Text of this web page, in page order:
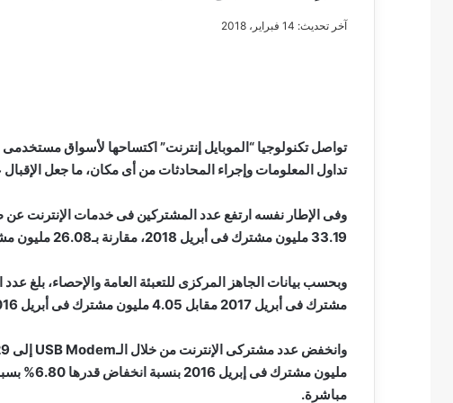
آخر تحديث: 14 فبراير، 2018
تواصل تكنولوجيا “الموبايل إنترنت” اكتساحها لأسواق
تداول المعلومات وإجراء المحادثات من أى مكان، ما جعل
33.19 مليون مشترك فى أبريل 2018، مقارنة بـ26.08 مليون مشترك فى ذات الشهر من 2016، بزيادة 7 ملايين مشترك.
مشترك فى أبريل 2017 مقابل 4.05 مليون مشترك فى أبريل 2016 بنسبة زيادة قدرها 12.48%.
مليون
مباشرة.
سيف
الدين
….
مايسه
عطوه
القرن
21
مصطفى كامل سيف
مايسه عطوه كليوباترا